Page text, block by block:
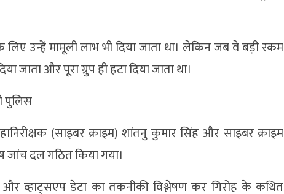
उन्हें मामूली लाभ भी दिया जाता था। लेकिन जब वे बड़ी रकम
जाता और पूरा ग्रुप ही हटा दिया जाता था।
पुलिस
(साइबर क्राइम) शांतनु कुमार सिंह और साइबर क्राइम
जांच दल गठित किया गया।
व्हाट्सएप डेटा का तकनीकी विश्लेषण कर गिरोह के कथित